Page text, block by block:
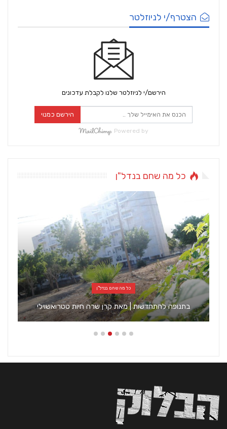
הצטרף/י לניוזלטר
הירשם/י לניוזלטר שלנו לקבלת עדכונים
הירשם כמנוי
Powered by
כל מה שחם בנדל"ן
כל מה שחם בנדל"ן
בתנופה להתחדשות | מאת קרן שרה חיות טטרואשוילי